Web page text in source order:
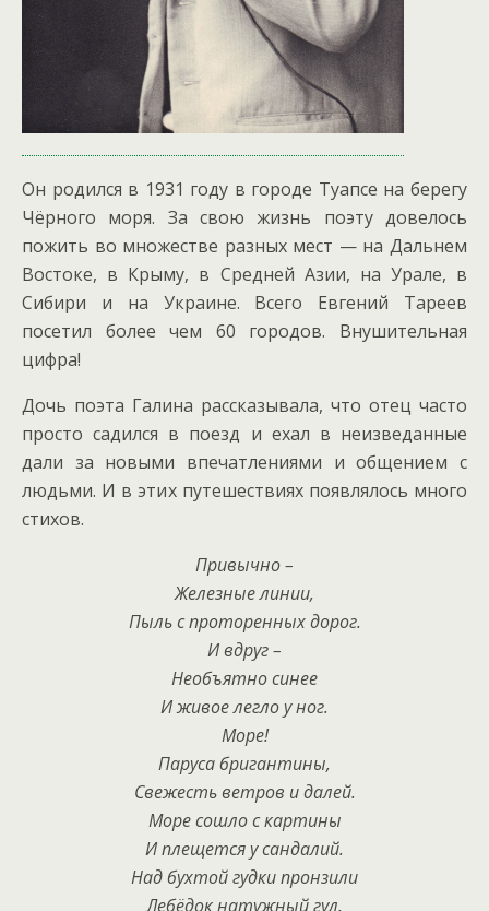
Он родился в 1931 году в городе Туапсе на берегу
Чёрного моря. За свою жизнь поэту довелось
пожить во множестве разных мест — на Дальнем
Востоке, в Крыму, в Средней Азии, на Урале, в
Сибири и на Украине. Всего Евгений Тареев
посетил более чем 60 городов. Внушительная
цифра!
Дочь поэта Галина рассказывала, что отец часто
просто садился в поезд и ехал в неизведанные
дали за новыми впечатлениями и общением с
людьми. И в этих путешествиях появлялось много
стихов.
Привычно –
Железные линии,
Пыль с проторенных дорог.
И вдруг –
Необъятно синее
И живое легло у ног.
Море!
Паруса бригантины,
Свежесть ветров и далей.
Море сошло с картины
И плещется у сандалий.
Над бухтой гудки пронзили
Лебёдок натужный гул.